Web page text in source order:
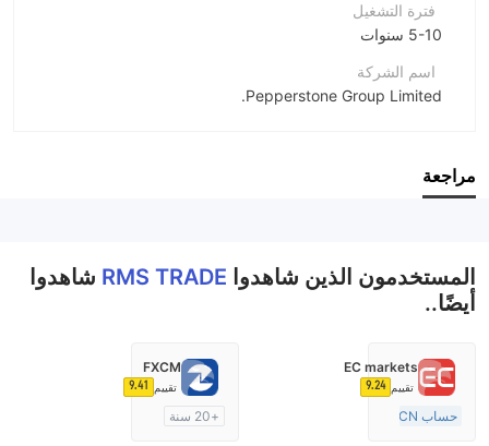
فترة التشغيل
5-10 سنوات
اسم الشركة
Pepperstone Group Limited.
موظفو الشركة
مراجعة
المستخدمون الذين شاهدوا RMS TRADE شاهدوا
أيضًا..
EC markets
تقييم 9.24
حساب ECN
FXCM
تقييم 9.41
+20 سنة